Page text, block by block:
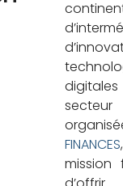
FINANCES
mission